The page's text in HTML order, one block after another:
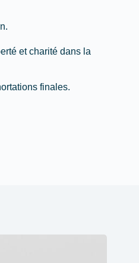
et charité dans la
finales.